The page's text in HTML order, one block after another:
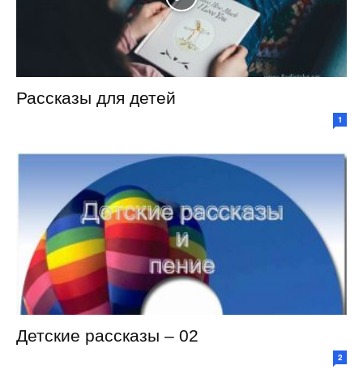
Рассказы для детей
1
Детские рассказы – 02
2